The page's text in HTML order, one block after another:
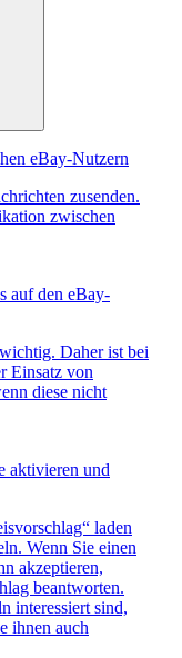
eBay-Nutzern
zusenden.
zwischen
auf den eBay-
Daher ist bei
Einsatz von
diese nicht
aktivieren und
laden
Wenn Sie einen
akzeptieren,
beantworten.
interessiert sind,
ihnen auch